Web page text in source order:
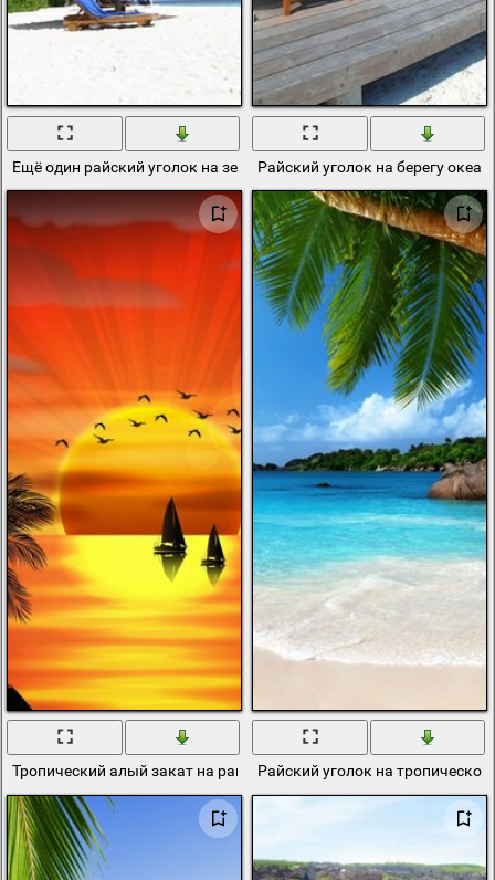
Ещё один райский уголок на землеРайский уголок на берегу
Тропический алый закат на райских пляжах
Райский уголок на